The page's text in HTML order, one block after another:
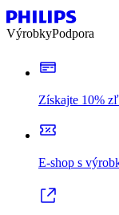
VýrobkyPodpora
Získajte 10%
E-shop s